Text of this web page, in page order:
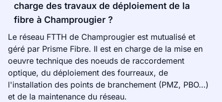
charge des travaux de déploiement de la
fibre à Champrougier ?
Le réseau FTTH de Champrougier est mutualisé et
géré par Prisme Fibre. Il est en charge de la mise en
oeuvre technique des noeuds de raccordement
optique, du déploiement des fourreaux, de
l'installation des points de branchement (PMZ, PBO…)
et de la maintenance du réseau.